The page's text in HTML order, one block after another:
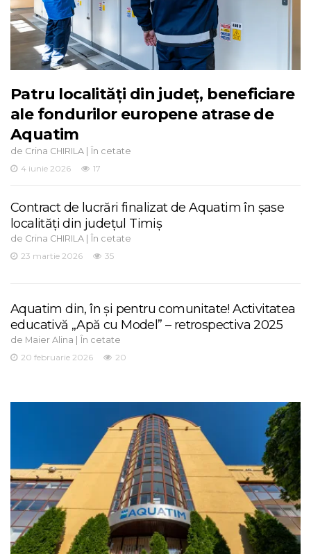
Patru localități din județ, beneficiare
ale fondurilor europene atrase de
Aquatim
de Crina CHIRILA | În cetate
4 iunie 2026
17
Contract de lucrări finalizat de Aquatim în șase
localități din județul Timiș
de Crina CHIRILA | În cetate
23 martie 2026
35
Aquatim din, în și pentru comunitate! Activitatea
educativă „Apă cu Model” – retrospectiva 2025
de Maier Alina | În cetate
20 februarie 2026
20